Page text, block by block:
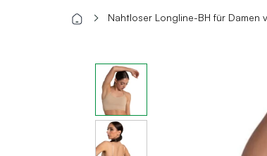
Nahtloser Longline-BH für Damen